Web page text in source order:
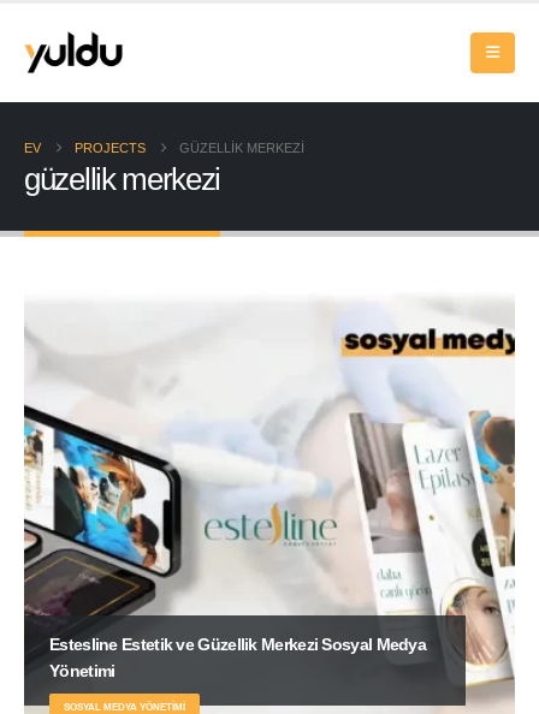
EV PROJECTS GÜZELLIK MERKEZI
güzellik merkezi
Estesline Estetik ve Güzellik Merkezi Sosyal Medya
Yönetimi
SOSYAL MEDYA YÖNETIMI